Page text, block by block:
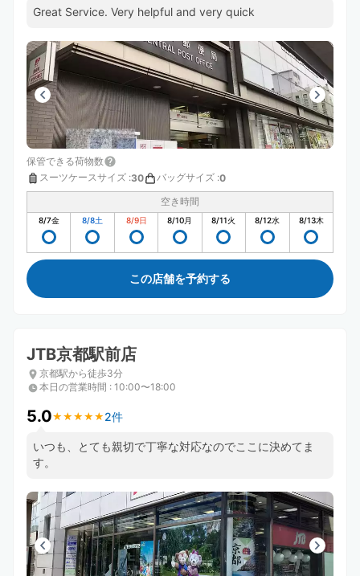
Great Service. Very helpful and very quick
保管できる荷物数
スーツケースサイズ :30 バッグサイズ :0
空き時間
8/7金 8/8土 8/9日 8/10月 8/11火 8/12水 8/13木
この店舗を予約する
JTB京都駅前店
京都駅から徒歩3分
本日の営業時間 : 10:00〜18:00
5.0★ ★ ★ ★ ★
★ ★ ★ ★ ★ 2件
いつも、とても親切で丁寧な対応なのでここに決めてま
す。